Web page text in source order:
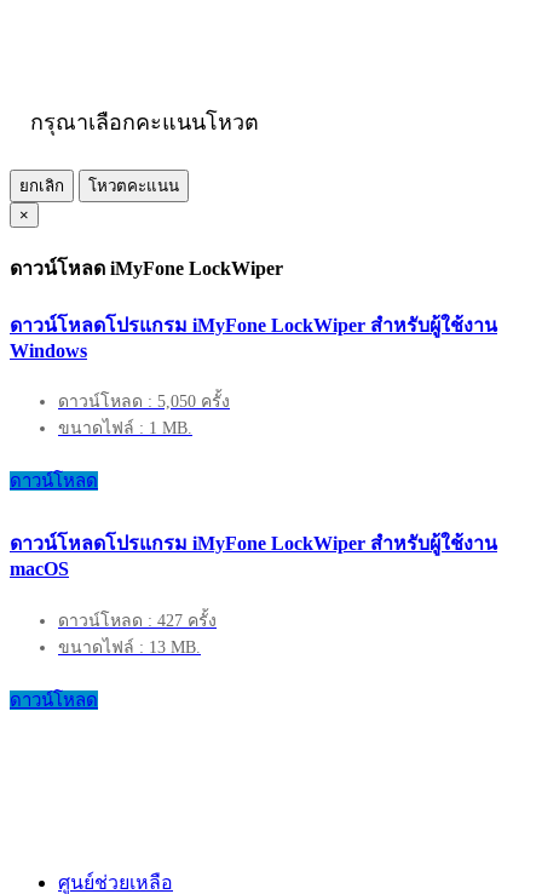
กรุณาเลือกคะแนนโหวต
ยกเลิก
โหวตคะแนน
×
ดาวน์โหลด iMyFone LockWiper
ดาวน์โหลดโปรแกรม iMyFone LockWiper สำหรับผู้ใช้งาน
Windows
ดาวน์โหลด : 5,050 ครั้ง
ขนาดไฟล์ : 1 MB.
ดาวน์โหลด
ดาวน์โหลดโปรแกรม iMyFone LockWiper สำหรับผู้ใช้งาน
macOS
ดาวน์โหลด : 427 ครั้ง
ขนาดไฟล์ : 13 MB.
ดาวน์โหลด
ศูนย์ช่วยเหลือ